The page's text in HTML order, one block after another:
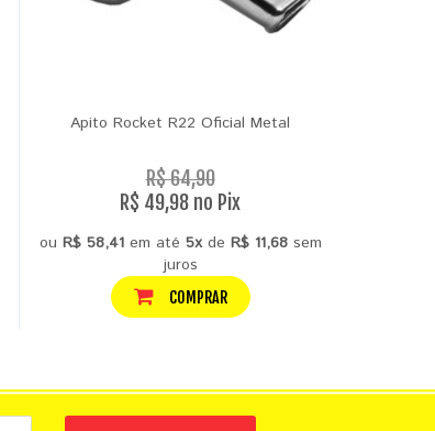
Apito Rocket R22 Oficial Metal
R$ 64,90
R$ 49,98 no Pix
ou R$ 58,41em até 5xde R$ 11,68sem
juros
COMPRAR